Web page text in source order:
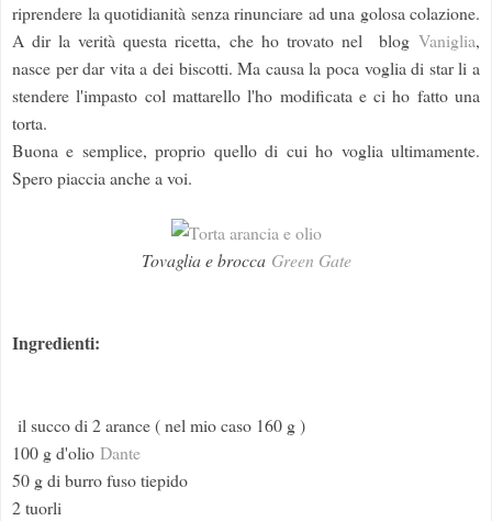
riprendere la quotidianità senza rinunciare ad una golosa colazione.
A dir la verità questa ricetta, che ho trovato nel blog Vaniglia,
nasce per dar vita a dei biscotti. Ma causa la poca voglia di star li a
stendere l'impasto col mattarello l'ho modificata e ci ho fatto una
torta.
Buona e semplice, proprio quello di cui ho voglia ultimamente.
Spero piaccia anche a voi.
Tovaglia e brocca Green Gate
Ingredienti:
il succo di 2 arance ( nel mio caso 160 g )
100 g d'olio Dante
50 g di burro fuso tiepido
2 tuorli